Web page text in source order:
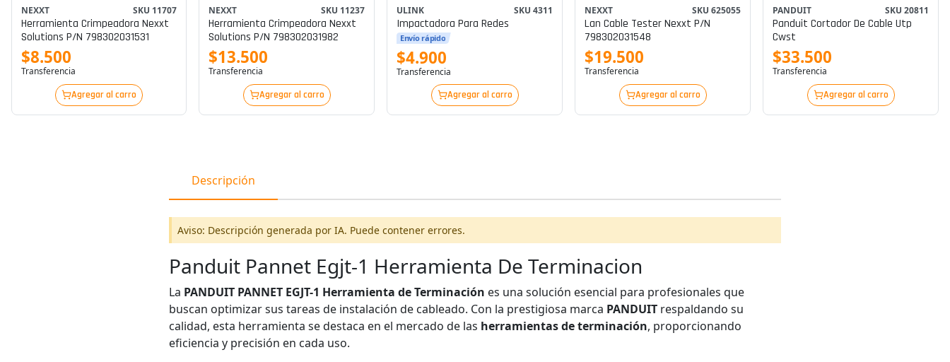
NEXXT SKU 11707
Herramienta Crimpeadora Nexxt
Solutions P/n 798302031531
$8.500
Transferencia
Agregar al carro
NEXXT SKU 11237
Herramienta Crimpeadora Nexxt
Solutions P/n 798302031982
$13.500
Transferencia
Agregar al carro
ULINK SKU 4311
Impactadora Para Redes
Envío rápido
$4.900
Transferencia
Agregar al carro
NEXXT SKU 625055
Lan Cable Tester Nexxt P/n
798302031548
$19.500
Transferencia
Agregar al carro
PANDUIT SKU 20811
Panduit Cortador De Cable Utp
Cwst
$33.500
Transferencia
Agregar al carro
Descripción
Aviso: Descripción generada por IA. Puede contener errores.
Panduit Pannet Egjt-1 Herramienta De Terminacion
La PANDUIT PANNET EGJT-1 Herramienta de Terminación es una solución esencial para profesionales que
buscan optimizar sus tareas de instalación de cableado. Con la prestigiosa marca PANDUITrespaldando su
calidad, esta herramienta se destaca en el mercado de las herramientas de terminación, proporcionando
eficiencia y precisión en cada uso.